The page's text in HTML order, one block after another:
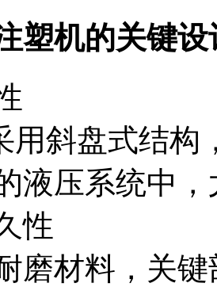
塑机的关键设
用斜盘式结构
液压系统中
性‌
磨材料，关